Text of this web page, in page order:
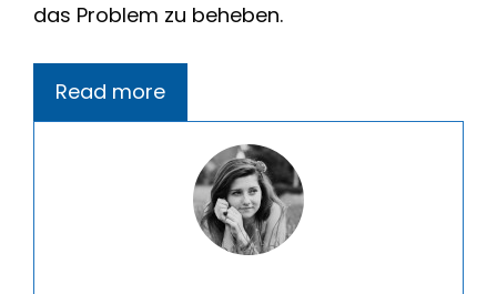
das Problem zu beheben.
Read more